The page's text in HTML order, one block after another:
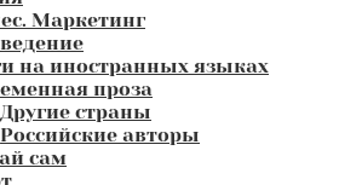
Маркетинг
на иностранных языках
проза
Другие страны
Российские авторы
сам